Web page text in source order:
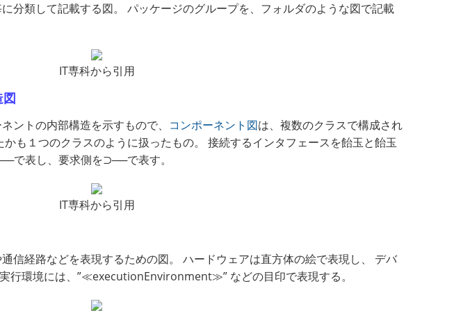
分類して記載する図。 パッケージのグループを、フォルダのような図で記載
IT専科から引用
ントの内部構造を示すもので、 コンポーネント図は、複数のクラスで構成され
も１つのクラスのように扱ったもの。 接続するインタフェースを飴玉と飴玉
で表し、要求側を⊃──で表す。
IT専科から引用
信経路などを表現するための図。 ハードウェアは直方体の絵で表現し、 デバ
行環境には、”≪executionEnvironment≫” などの目印で表現する。